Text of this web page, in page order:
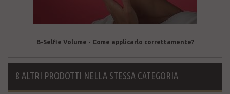
B-Selfie Volume - Come applicarlo correttamente?
8 ALTRI PRODOTTI NELLA STESSA CATEGORIA